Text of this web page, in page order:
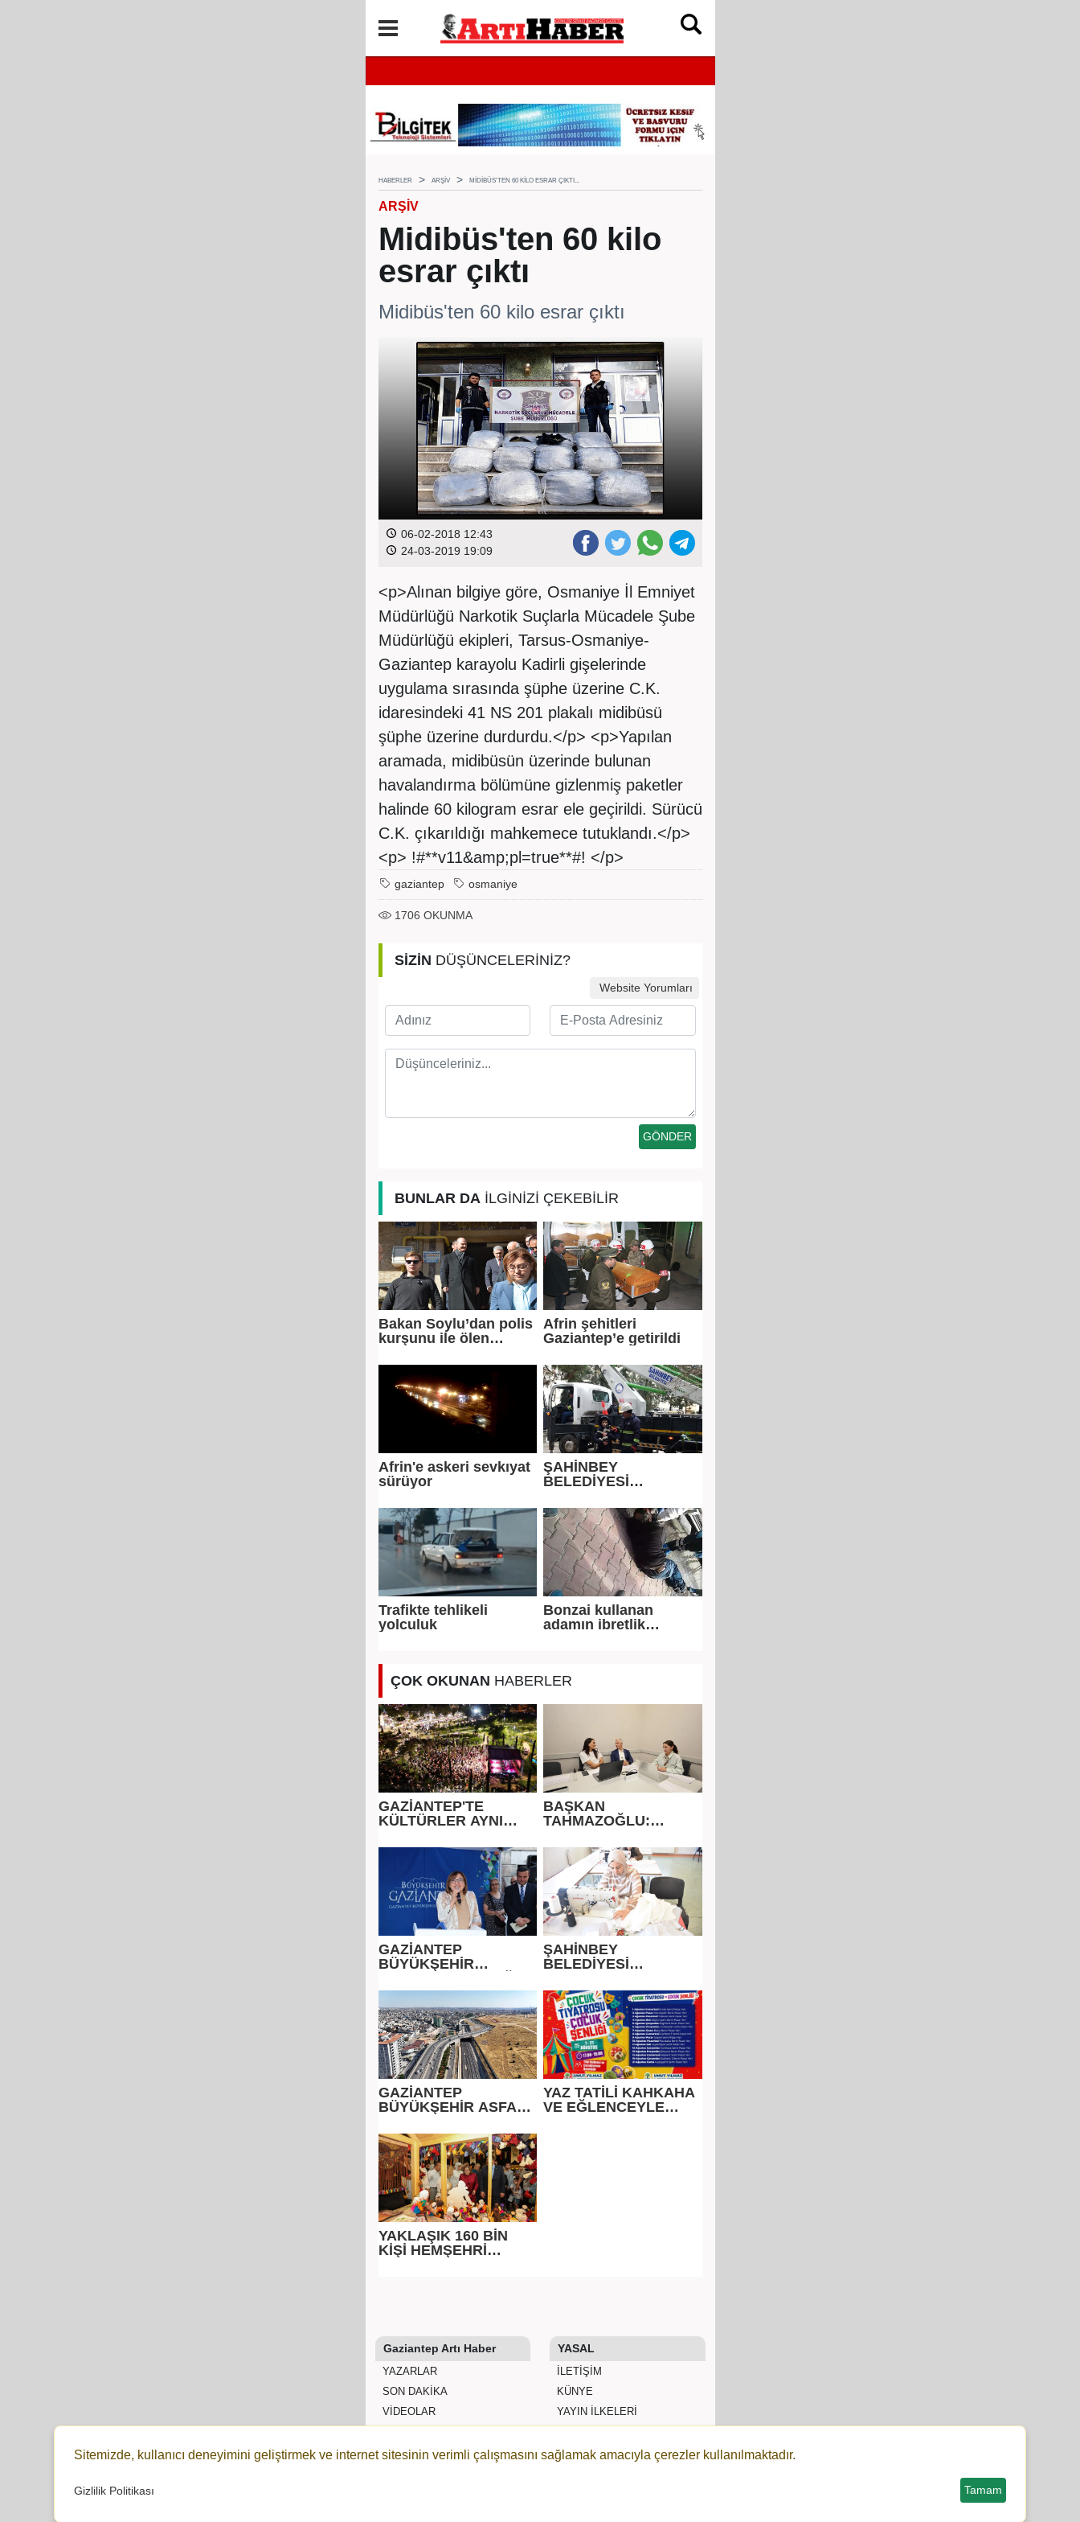
HABERLER ARŞIV MIDIBÜS'TEN 60 KILO ESRAR ÇIKTI...
ARŞIV
Midibüs'ten 60 kilo
esrar çıktı
Midibüs'ten 60 kilo esrar çıktı
06-02-2018 12:43
24-03-2019 19:09
<p>Alınan bilgiye göre, Osmaniye İl Emniyet
Müdürlüğü Narkotik Suçlarla Mücadele Şube
Müdürlüğü ekipleri, Tarsus-Osmaniye-
Gaziantep karayolu Kadirli gişelerinde
uygulama sırasında şüphe üzerine C.K.
idaresindeki 41 NS 201 plakalı midibüsü
şüphe üzerine durdurdu.</p> <p>Yapılan
aramada, midibüsün üzerinde bulunan
havalandırma bölümüne gizlenmiş paketler
halinde 60 kilogram esrar ele geçirildi. Sürücü
C.K. çıkarıldığı mahkemece tutuklandı.</p>
<p> !#**v11&amp;pl=true**#! </p>
gaziantep osmaniye
1706 OKUNMA
SİZİN DÜŞÜNCELERİNİZ?
Website Yorumları
BUNLAR DA İLGİNİZİ ÇEKEBİLİR
Bakan Soylu’dan polis
kurşunu ile ölen
Afrin şehitleri
Gaziantep’e getirildi
Afrin'e askeri sevkıyat
sürüyor
ŞAHİNBEY
BELEDİYESİ
KURTARMA
OPERASYONU
Trafikte tehlikeli
yolculuk
Bonzai kullanan
adamın ibretlik
ÇOK OKUNAN HABERLER
GAZİANTEP'TE
KÜLTÜRLER AYNI
BAŞKAN
TAHMAZOĞLU:
ADIMINDA
YANLARINDAYIZ"
GAZİANTEP
BÜYÜKŞEHİR
TAŞIYOR
ŞAHİNBEY
BELEDİYESİ
KAZANDIRIYOR
GAZİANTEP
BÜYÜKŞEHİR ASFALT
ARALIKSIZ DEVAM
EDİYOR
YAZ TATİLİ KAHKAHA
VE EĞLENCEYLE
YAKLAŞIK 160 BİN
KİŞİ HEMŞEHRİ
Gaziantep Artı Haber
YAZARLAR
SON DAKİKA
VİDEOLAR
FİRMA REHBERİ
YASAL
İLETIŞIM
KÜNYE
YAYIN İLKELERI
GIZLILIK
Sitemizde, kullanıcı deneyimini geliştirmek ve internet sitesinin verimli çalışmasını sağlamak amacıyla çerezler kullanılmaktadır.
Gizlilik Politikası Tamam